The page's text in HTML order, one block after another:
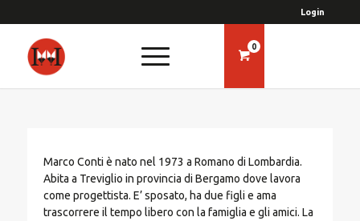
Login
0
Marco Conti è nato nel 1973 a Romano di Lombardia.
Abita a Treviglio in provincia di Bergamo dove lavora
come progettista. E’ sposato, ha due figli e ama
trascorrere il tempo libero con la famiglia e gli amici. La